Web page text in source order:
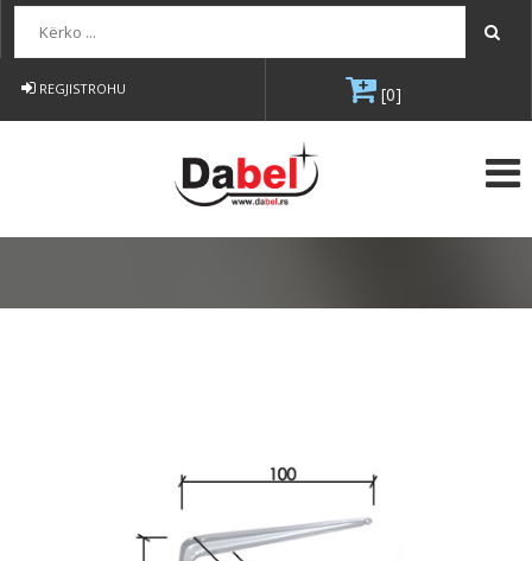
REGJISTROHU [0]